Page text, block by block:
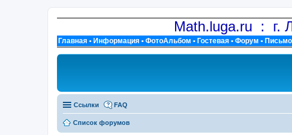
Math.luga.ru : г.
Главная • Информация • ФотоАльбом • Гостевая • Форум • Письмо
Ссылки FAQ
Список форумов